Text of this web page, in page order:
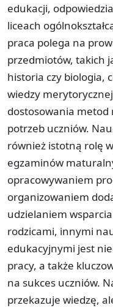
edukacji,
liceach
praca polega na
przedmiotów, takich
historia czy biologia,
wiedzy
dostosowania
potrzeb uczniów.
również istotną rolę
egzaminów
opracowywaniem
organizowaniem
udzielaniem
rodzicami, innymi
edukacyjnymi jest
pracy, a także
na sukces uczniów.
przekazuje wiedzę,